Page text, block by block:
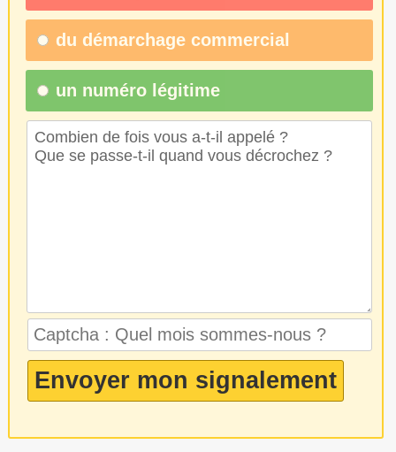
du démarchage commercial
un numéro légitime